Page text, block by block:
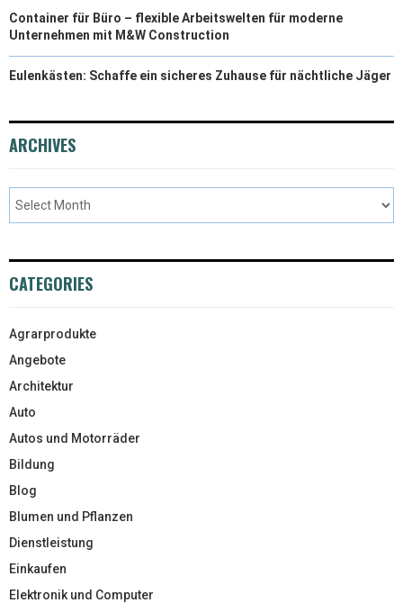
Container für Büro – flexible Arbeitswelten für moderne
Unternehmen mit M&W Construction
Eulenkästen: Schaffe ein sicheres Zuhause für nächtliche Jäger
ARCHIVES
CATEGORIES
Agrarprodukte
Angebote
Architektur
Auto
Autos und Motorräder
Bildung
Blog
Blumen und Pflanzen
Dienstleistung
Einkaufen
Elektronik und Computer